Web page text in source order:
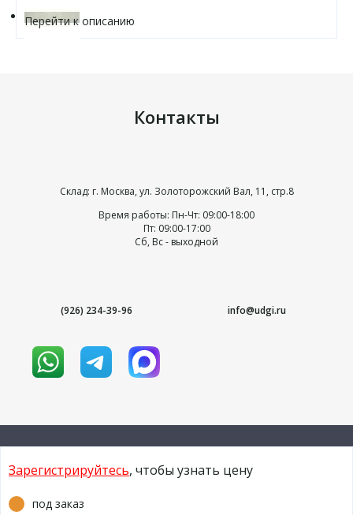
Перейти к описанию
Зарегистрируйтесь, чтобы узнать цену
под заказ
Контакты
Склад: г. Москва, ул. Золоторожский Вал, 11, стр.8
Время работы: Пн-Чт: 09:00-18:00
Пт: 09:00-17:00
Сб, Вс - выходной
(926) 234-39-96 info@udgi.ru